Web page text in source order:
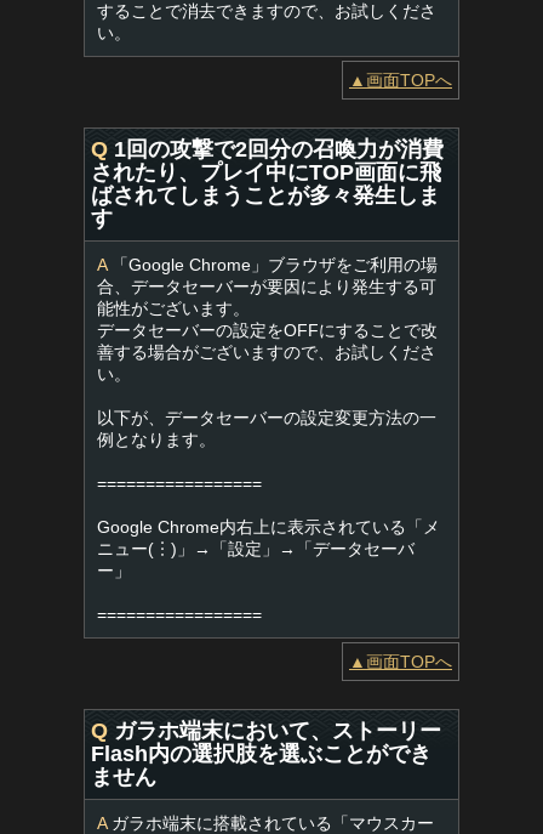
することで消去できますので、お試しくださ
い。
▲画面TOPへ
Q 1回の攻撃で2回分の召喚力が消費
されたり、プレイ中にTOP画面に飛
ばされてしまうことが多々発生しま
す
A「Google Chrome」ブラウザをご利用の場
合、データセーバーが要因により発生する可
能性がございます。
データセーバーの設定をOFFにすることで改
善する場合がございますので、お試しくださ
い。
以下が、データセーバーの設定変更方法の一
例となります。
=================
Google Chrome内右上に表示されている「メ
ニュー(︙)」→「設定」→「データセーバ
ー」
=================
▲画面TOPへ
Q ガラホ端末において、ストーリー
Flash内の選択肢を選ぶことができ
ません
Aガラホ端末に搭載されている「マウスカー